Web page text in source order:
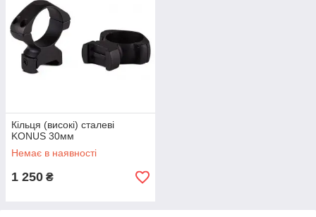
Кільця (високі) сталеві
KONUS 30мм
Немає в наявності
1 250 ₴